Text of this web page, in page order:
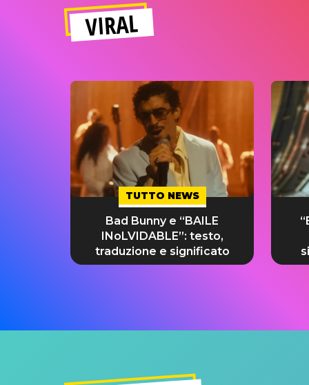
VIRAL
TUTTO NEWS
Bad Bunny e “BAILE
INoLVIDABLE”: testo,
traduzione e significato